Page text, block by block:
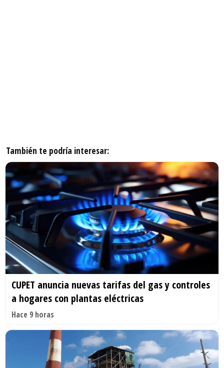
También te podría interesar:
CUPET anuncia nuevas tarifas del gas y controles
a hogares con plantas eléctricas
Hace 9 horas